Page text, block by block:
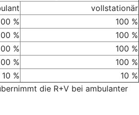
vollstationär
%
100 %
%
100 %
%
100 %
%
100 %
10 %
10 %
die R+V bei ambulanter